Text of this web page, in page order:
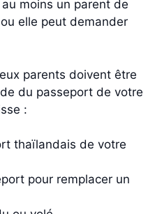
moins un parent de
elle peut demander
parents doivent être
du passeport de votre
:
thaïlandais de votre
pour remplacer un